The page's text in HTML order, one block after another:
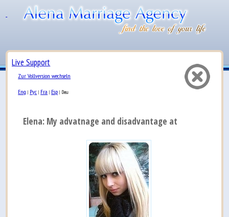
Live Support
Zur Vollversion wechseln
Eng | Рус | Fra | Esp | Deu
Elena: My advatnage and disadvantage at the same